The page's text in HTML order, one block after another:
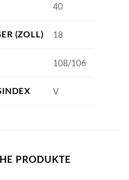
40
(ZOLL) 18
108/106
V
PRODUKTE